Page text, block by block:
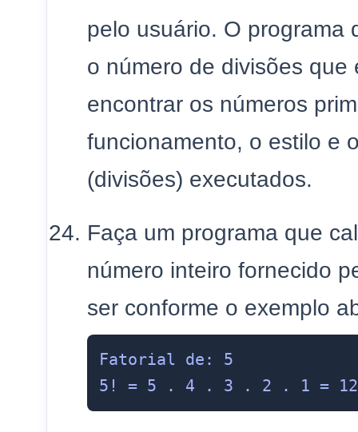
pelo usuário. O programa
o número de divisões que
encontrar os números
funcionamento, o estilo e
(divisões) executados.
Faça um programa que
número inteiro fornecido
ser conforme o exemplo
Fatorial de: 5